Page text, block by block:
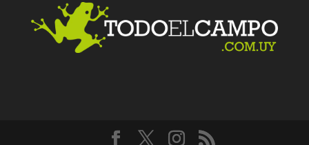
Facebook